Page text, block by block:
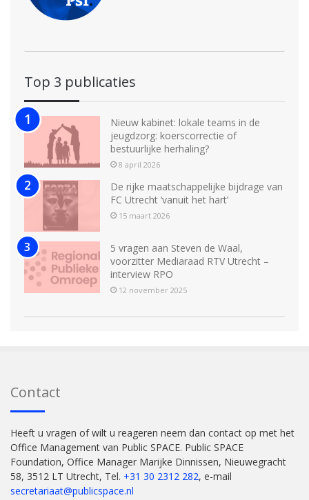
Top 3 publicaties
Nieuw kabinet: lokale teams in de
jeugdzorg: koerscorrectie of
bestuurlijke herhaling?
8 april 2026
De rijke maatschappelijke bijdrage van
FC Utrecht ‘vanuit het hart’
15 maart 2026
5 vragen aan Steven de Waal,
voorzitter Mediaraad RTV Utrecht –
interview RPO
12 november 2025
Contact
Heeft u vragen of wilt u reageren neem dan contact op met het
Office Management van Public SPACE. Public SPACE
Foundation, Office Manager Marijke Dinnissen, Nieuwegracht
58, 3512 LT Utrecht, Tel. +31 30 2312 282, e-mail
secretariaat@publicspace.nl